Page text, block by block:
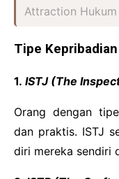
Attraction
Tipe Kepribadian
1. ISTJ (The
Orang dengan
dan praktis. ISTJ
diri mereka sendiri